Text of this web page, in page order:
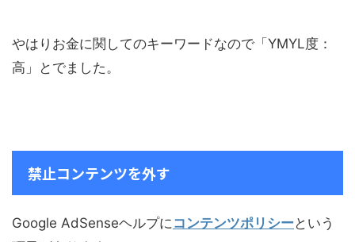
やはりお金に関してのキーワードなので「YMYL度：
高」とでました。
禁止コンテンツを外す
Google AdSenseヘルプにコンテンツポリシーという